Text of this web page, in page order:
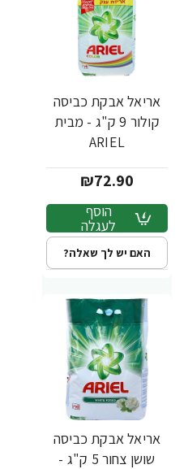
אריאל אבקת כביסה
קולור 9 ק"ג - מבית
ARIEL
₪72.90
הוסף
לעגלה
האם יש לך שאלה?
אריאל אבקת כביסה
שושן צחור 5 ק"ג -